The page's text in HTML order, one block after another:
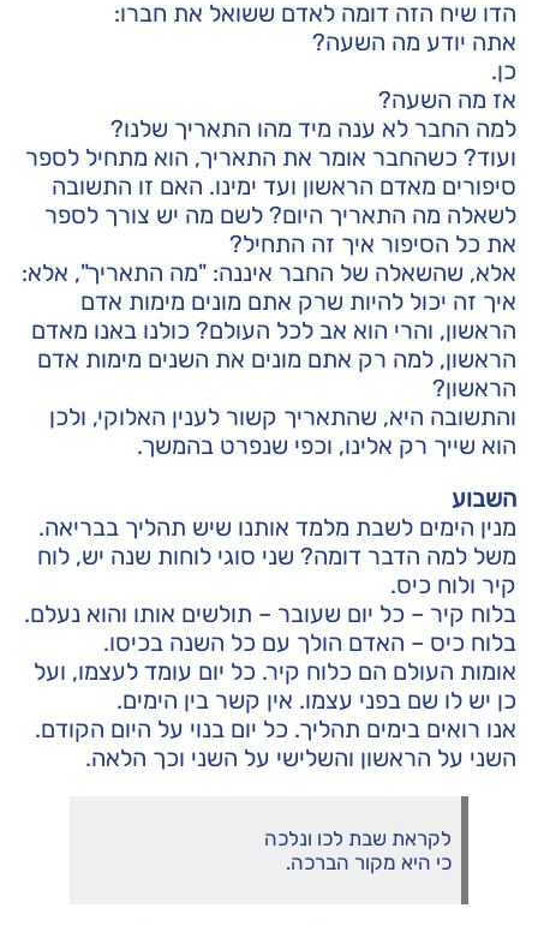
הדו שיח הזה דומה לאדם ששואל את חברו:
אתה יודע מה השעה?
כן.
אז מה השעה?
למה החבר לא ענה מיד מהו התאריך שלנו?
ועוד? כשהחבר אומר את התאריך, הוא מתחיל לספר
סיפורים מאדם הראשון ועד ימינו. האם זו התשובה
לשאלה מה התאריך היום? לשם מה יש צורך לספר
את כל הסיפור איך זה התחיל?
אלא, שהשאלה של החבר איננה: "מה התאריך", אלא:
איך זה יכול להיות שרק אתם מונים מימות אדם
הראשון, והרי הוא אב לכל העולם? כולנו באנו מאדם
הראשון, למה רק אתם מונים את השנים מימות אדם
הראשון?
והתשובה היא, שהתאריך קשור לענין האלוקי, ולכן
הוא שייך רק אלינו, וכפי שנפרט בהמשך.
השבוע
מנין הימים לשבת מלמד אותנו שיש תהליך בבריאה.
משל למה הדבר דומה? שני סוגי לוחות שנה יש, לוח
קיר ולוח כיס.
בלוח קיר – כל יום שעובר – תולשים אותו והוא נעלם.
בלוח כיס – האדם הולך עם כל השנה בכיסו.
אומות העולם הם כלוח קיר. כל יום עומד לעצמו, ועל
כן יש לו שם בפני עצמו. אין קשר בין הימים.
אנו רואים בימים תהליך. כל יום בנוי על היום הקודם.
השני על הראשון והשלישי על השני וכך הלאה.
לקראת שבת לכו ונלכה
כי היא מקור הברכה.